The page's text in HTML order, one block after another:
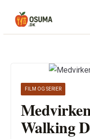
FILM OG SERIER
Walking